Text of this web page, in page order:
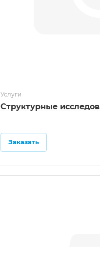
Услуги
Структурные
Заказать